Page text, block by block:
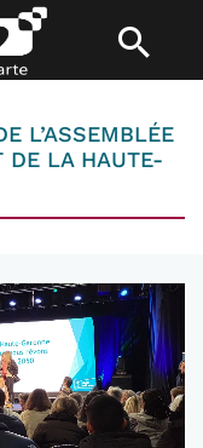
L’ASSEMBLÉE
DE LA HAUTE-